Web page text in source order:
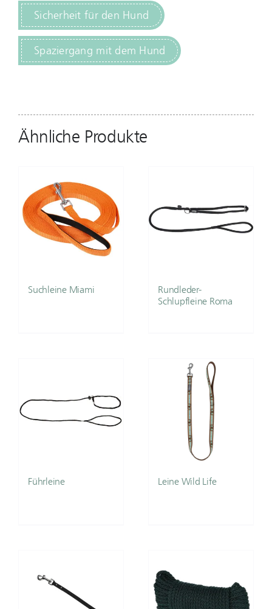
Sicherheit für den Hund
Spaziergang mit dem Hund
Ähnliche Produkte
Suchleine Miami
Rundleder-
Schlupfleine Roma
Führleine Leine Wild Life